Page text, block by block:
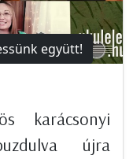
együtt!
karácsonyi
újra